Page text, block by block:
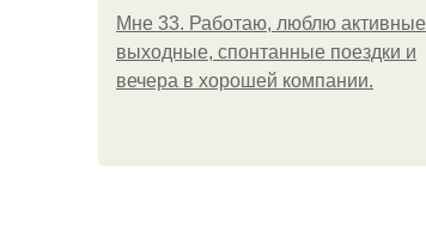
Мне 33. Работаю, люблю активные
выходные, спонтанные поездки и
вечера в хорошей компании.